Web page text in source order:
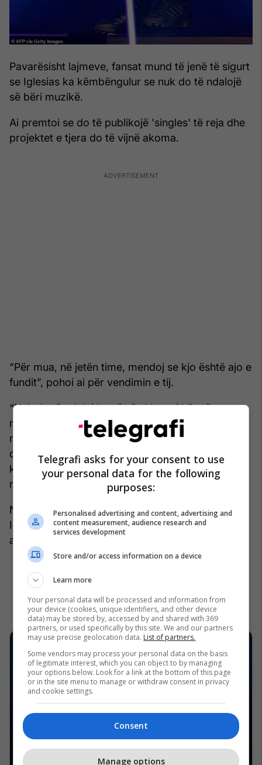
Pavarësisht lajmeve, fansat mund të jenë të sigurt
se Iglesias ka këmbëngulur se nuk do të ndalojë
së bëri muzikë.
Ai premtoi se do të publikojë 'singles' të reja dhe
projektet e tjera do të vijnë akoma.
“Për mua, në jetën time, mendoj se kjo është ajo e
fundit”, pohoi ai për vendimin e tij.
“Nuk do të ndaloj kurrë së shkruari këngë sepse
më pëlqen të shkruaj këngë, por do ta bëj në një
mënyrë tjetër – që do të thotë se ato nuk duhet
domosdoshmërisht të paketohen si album –
kështu që ky projekt për mua është i
rëndësishëm”, shpjegoi ai.
Në një shenjë se ai do të jetë ende disi aktiv,
Iglesias lansoi ​​"Asi Es La Vida", me këngëtaren
argjentinase Maria Beccera, në tetor. /
Telegrafi asks for your consent to use
your personal data for the following
purposes:
Personalised advertising and content, advertising and
content measurement, audience research and
services development
Store and/or access information on a device
Learn more
Your personal data will be processed and information from
your device (cookies, unique identifiers, and other device
data) may be stored by, accessed by and shared with 369
partners, or used specifically by this site. We and our partners
may use precise geolocation data. List of partners.
Some vendors may process your personal data on the basis
of legitimate interest, which you can object to by managing
your options below. Look for a link at the bottom of this page
or in the site menu to manage or withdraw consent in privacy
and cookie settings.
Consent
Manage options